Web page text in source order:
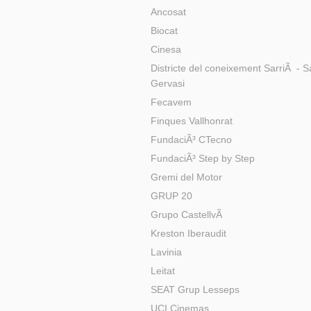
Ancosat
Biocat
Cinesa
Districte del coneixement SarriÃ -
Gervasi
Fecavem
Finques Vallhonrat
FundaciÃ³ CTecno
FundaciÃ³ Step by Step
Gremi del Motor
GRUP 20
Grupo CastellvÃ­
Kreston Iberaudit
Lavinia
Leitat
SEAT Grup Lesseps
UCI Cinemas